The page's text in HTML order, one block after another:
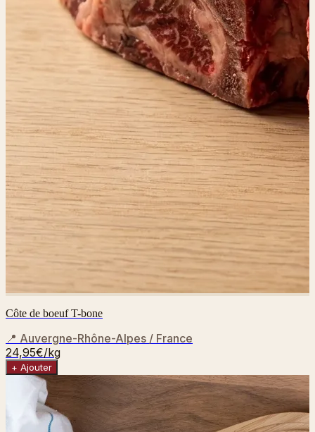
Côte de boeuf T-bone
📍 Auvergne-Rhône-Alpes / France
24,95€/kg
+ Ajouter